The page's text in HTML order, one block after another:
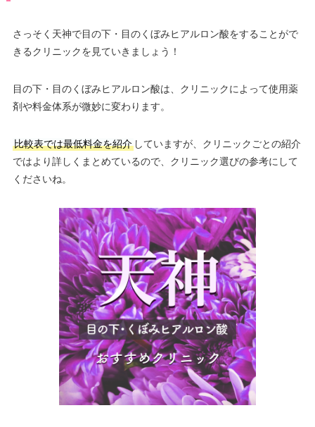
さっそく天神で目の下・目のくぼみヒアルロン酸をすることがで
きるクリニックを見ていきましょう！
目の下・目のくぼみヒアルロン酸は、クリニックによって使用薬
剤や料金体系が微妙に変わります。
比較表では最低料金を紹介していますが、クリニックごとの紹介
ではより詳しくまとめているので、クリニック選びの参考にして
くださいね。